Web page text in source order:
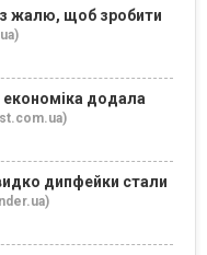
жалю, щоб зробити
економіка додала
дипфейки стали